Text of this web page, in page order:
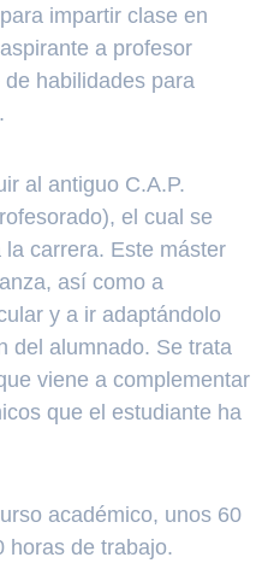
impartir clase en
a profesor
habilidades para
al antiguo C.A.P.
el cual se
carrera. Este máster
así como a
y a ir adaptándolo
del alumnado. Se trata
viene a complementar
que el estudiante ha
académico, unos 60
horas de trabajo.